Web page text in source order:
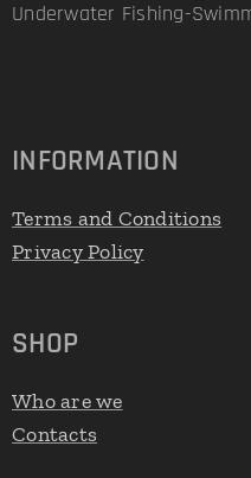
Underwater Fishing-
INFORMATION
Terms and Conditions
Privacy Policy
SHOP
Who are we
Contacts